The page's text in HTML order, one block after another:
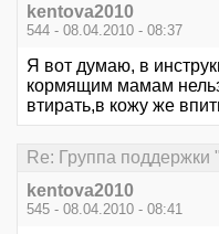
kentova2010
544 - 08.04.2010 - 08:37
Я вот думаю, в
кормящим мамам
втирать,в кожу же
Re: Группа поддержки
kentova2010
545 - 08.04.2010 - 08:41